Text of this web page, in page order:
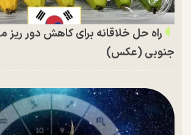
راه حل خلاقانه برای کاهش دور ریز
جنوبی (عکس)